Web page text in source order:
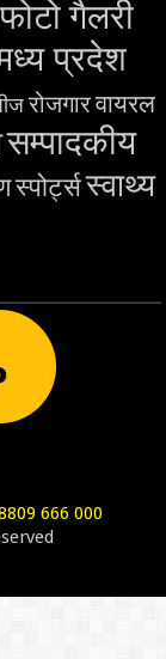
फोटो गैलरी
प्रदेश
रोजगारवायरल
सम्पादकीय
स्पोर्ट्सस्वाथ्य
666 000